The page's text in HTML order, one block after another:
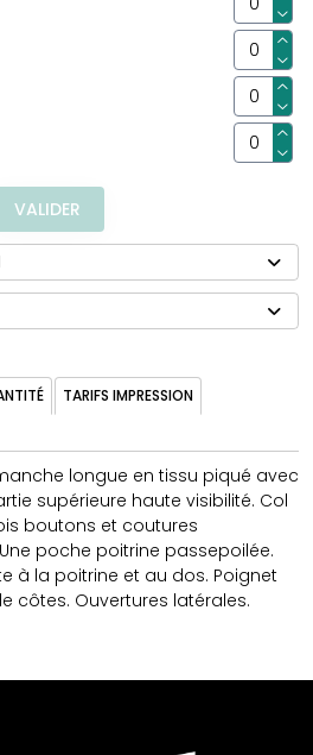
VALIDER
TARIFS IMPRESSION
longue en tissu piqué avec
supérieure haute visibilité. Col
boutons et coutures
poche poitrine passepoilée.
à la poitrine et au dos. Poignet
côtes. Ouvertures latérales.